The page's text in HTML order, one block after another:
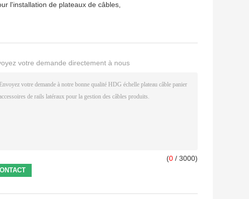
l'installation de plateaux de câbles,
votre demande directement à nous
(0 / 3000)